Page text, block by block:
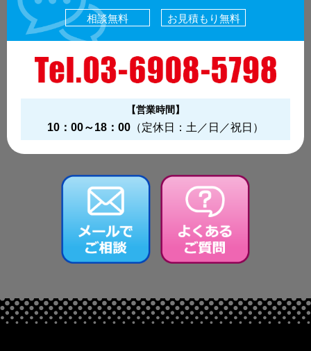
相談無料 お見積もり無料
【営業時間】
10：00～18：00 （定休日：土／日／祝日）